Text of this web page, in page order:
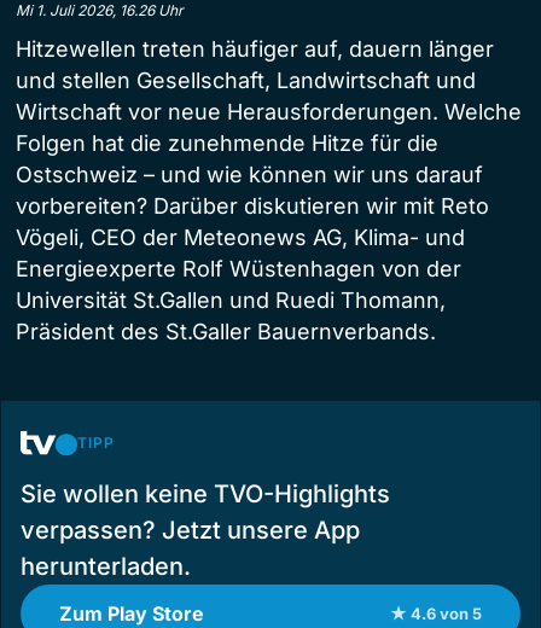
Mi 1. Juli 2026, 16.26 Uhr
Hitzewellen treten häufiger auf, dauern länger
und stellen Gesellschaft, Landwirtschaft und
Wirtschaft vor neue Herausforderungen. Welche
Folgen hat die zunehmende Hitze für die
Ostschweiz – und wie können wir uns darauf
vorbereiten? Darüber diskutieren wir mit Reto
Vögeli, CEO der Meteonews AG, Klima- und
Energieexperte Rolf Wüstenhagen von der
Universität St.Gallen und Ruedi Thomann,
Präsident des St.Galler Bauernverbands.
TIPP
Sie wollen keine TVO-Highlights
verpassen? Jetzt unsere App
herunterladen.
Zum Play Store ★ 4.6 von 5